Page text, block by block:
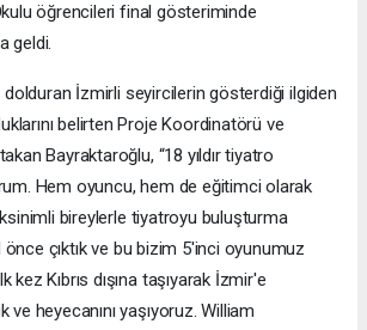
öğrencileri final gösteriminde
geldi.
dolduran İzmirli seyircilerin gösterdiği ilgiden
belirten Proje Koordinatörü ve
Bayraktaroğlu, “18 yıldır tiyatro
Hem oyuncu, hem de eğitimci olarak
bireylerle tiyatroyu buluşturma
önce çıktık ve bu bizim 5'inci oyunumuz
kez Kıbrıs dışına taşıyarak İzmir'e
heyecanını yaşıyoruz. William